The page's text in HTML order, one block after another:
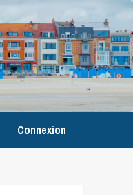
Connexion